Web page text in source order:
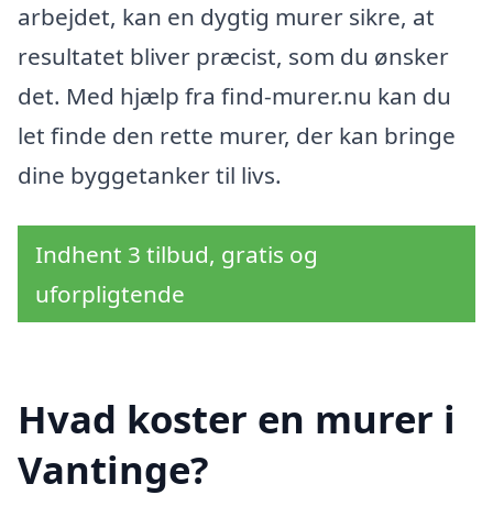
arbejdet, kan en dygtig murer sikre, at
resultatet bliver præcist, som du ønsker
det. Med hjælp fra find-murer.nu kan du
let finde den rette murer, der kan bringe
dine byggetanker til livs.
Indhent 3 tilbud, gratis og
uforpligtende
Hvad koster en murer i
Vantinge?